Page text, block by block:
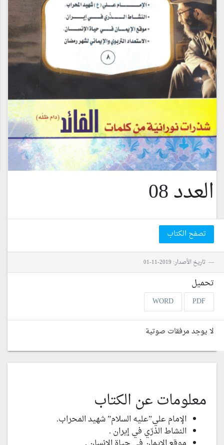
العدد 08
تصفح الكتاب
تاريخ الأصدار: 2019-11-01
تحميل
PDF
WORD
لا يوجد مرفقات صوتية
معلومات عن الكتاب
الإمام علي”عليه السلام” شهيد المحراب.
النشاط الذرّي في إيران .